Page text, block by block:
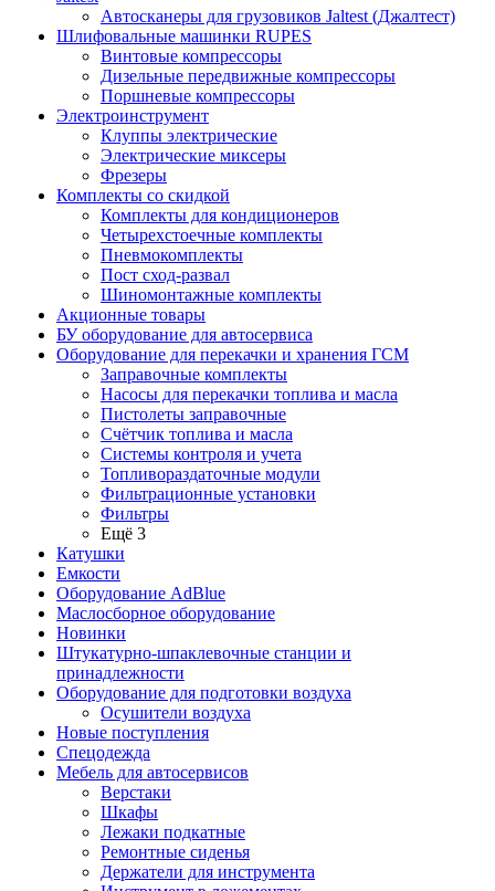
Автосканеры для грузовиков Jaltest (Джалтест)
Шлифовальные машинки RUPES
Винтовые компрессоры
Дизельные передвижные компрессоры
Поршневые компрессоры
Электроинструмент
Клуппы электрические
Электрические миксеры
Фрезеры
Комплекты со скидкой
Комплекты для кондиционеров
Четырехстоечные комплекты
Пневмокомплекты
Пост сход-развал
Шиномонтажные комплекты
Акционные товары
БУ оборудование для автосервиса
Оборудование для перекачки и хранения ГСМ
Заправочные комплекты
Насосы для перекачки топлива и масла
Пистолеты заправочные
Счётчик топлива и масла
Системы контроля и учета
Топливораздаточные модули
Фильтрационные установки
Фильтры
Ещё 3
Катушки
Емкости
Оборудование AdBlue
Маслосборное оборудование
Новинки
Штукатурно-шпаклевочные станции и
принадлежности
Оборудование для подготовки воздуха
Осушители воздуха
Новые поступления
Спецодежда
Мебель для автосервисов
Верстаки
Шкафы
Лежаки подкатные
Ремонтные сиденья
Держатели для инструмента